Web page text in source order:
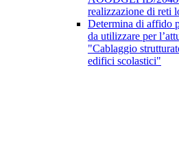
realizzazione di reti
Determina di affido
da utilizzare per
"Cablaggio
edifici scolastici"